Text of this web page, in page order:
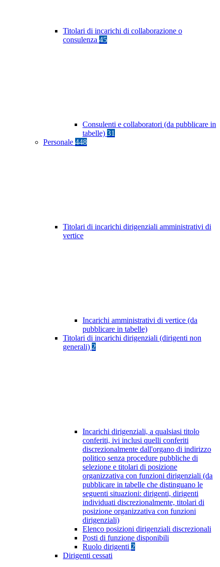
Titolari di incarichi di collaborazione o
consulenza 45
Consulenti e collaboratori (da pubblicare in
tabelle) 31
Personale 448
Titolari di incarichi dirigenziali amministrativi di
vertice
Incarichi amministrativi di vertice (da
pubblicare in tabelle)
Titolari di incarichi dirigenziali (dirigenti non
generali) 2
Incarichi dirigenziali, a qualsiasi titolo
conferiti, ivi inclusi quelli conferiti
discrezionalmente dall'organo di indirizzo
politico senza procedure pubbliche di
selezione e titolari di posizione
organizzativa con funzioni dirigenziali (da
pubblicare in tabelle che distinguano le
seguenti situazioni: dirigenti, dirigenti
individuati discrezionalmente, titolari di
posizione organizzativa con funzioni
dirigenziali)
Elenco posizioni dirigenziali discrezionali
Posti di funzione disponibili
Ruolo dirigenti 2
Dirigenti cessati